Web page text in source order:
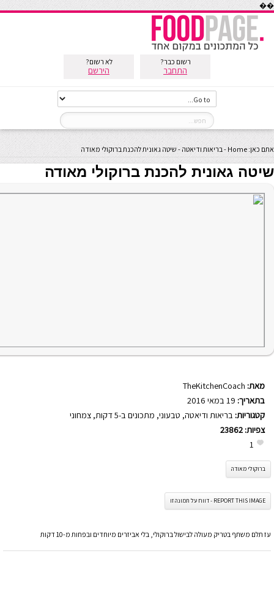
��
רשום כבר?
התחבר
לא רשום?
הירשם
אתם כאן: Home
-בריאות ודיאטה - שיטה גאונית להכנת ברוקולי מאודה
שיטה גאונית להכנת ברוקולי מאודה
מאת: TheKitchenCoach
בתאריך:
קטגוריות: בריאות ודיאטה, טבעוני, מתכונים ב-5 דקות , צמחוני
צפיות: 23862
1
ברוקולי מאודה
REPORT THIS IMAGE - דווח על תמונה זו
עז תלם משתף בטריק מעולה לבישול ברוקולי, בלי אביזרים מיוחדים ובפחות מ-10 דקות